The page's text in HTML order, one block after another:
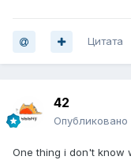
Цитата
42
Опубликовано
One thing i don't know